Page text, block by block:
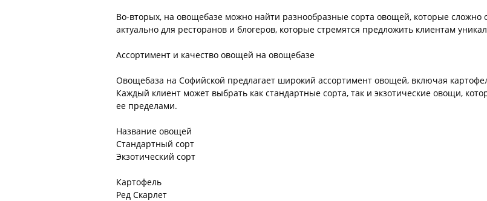
Во-вторых, на овощебазе можно найти разнообразные сорта овощей, которые сложно
актуально для ресторанов и блогеров, которые стремятся предложить клиентам
Ассортимент и качество овощей на овощебазе
Овощебаза на Софийской предлагает широкий ассортимент овощей, включая
Каждый клиент может выбрать как стандартные сорта, так и экзотические овощи,
ее пределами.
Название овощей
Стандартный сорт
Экзотический сорт
Картофель
Ред Скарлет